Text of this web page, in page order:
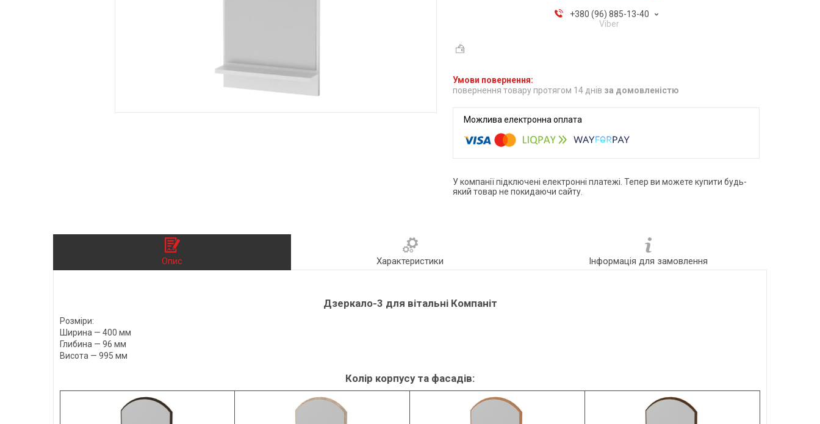
+380 (96) 885-13-40
Viber
повернення товару протягом 14 днів за домовленістю
У компанії підключені електронні платежі. Тепер ви можете купити будь-
який товар не покидаючи сайту.
Опис Характеристики Інформація для замовлення
Дзеркало-3 для вітальні Компаніт
Розміри:
Ширина — 400 мм
Глибина — 96 мм
Висота — 995 мм
Колір корпусу та фасадів: